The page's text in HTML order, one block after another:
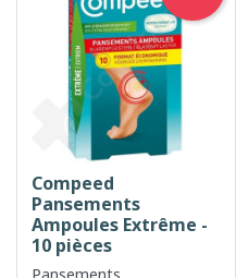
Compeed
Pansements
Ampoules Extrême -
10 pièces